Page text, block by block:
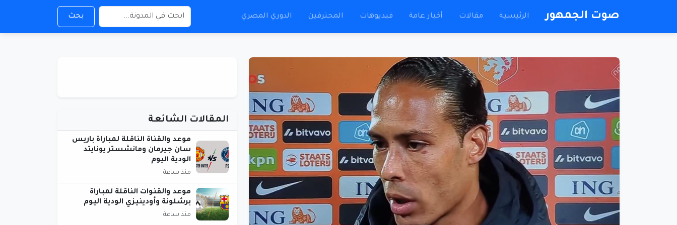
صوت الجمهور الرئيسية مقالات أخبار عامة فيديوهات المحترفين الدوري المصري بحث
المقالات الشائعة
موعد والقناة الناقلة لمباراة باريس
سان جيرمان ومانشستر يونايتد
الودية اليوم
منذ ساعة
موعد والقنوات الناقلة لمباراة
برشلونة وأودينيزي الودية اليوم
منذ ساعة